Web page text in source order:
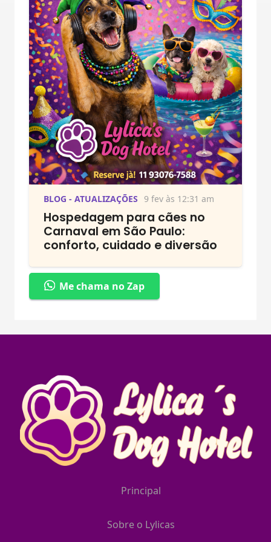
BLOG - ATUALIZAÇÕES 9 fev às 12:31 am
Hospedagem para cães no
Carnaval em São Paulo:
conforto, cuidado e diversão
Me chama no Zap
Principal
Sobre o Lylicas